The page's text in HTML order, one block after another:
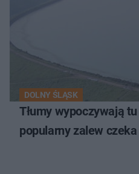
DOLNY ŚLĄSK
Tłumy wypoczywają
popularny zalew